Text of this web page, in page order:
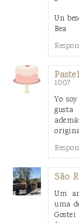
Un
Bea
10:07
Yo
gusta
São
Um
uma